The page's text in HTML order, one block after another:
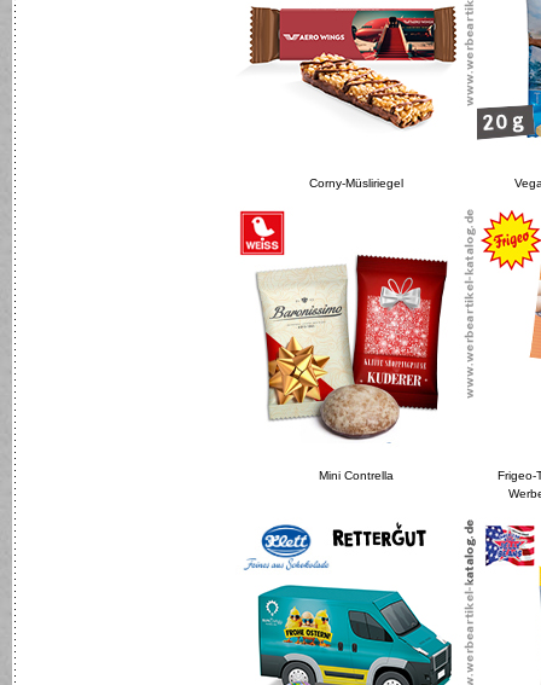
Corny-Müsliriegel
Mini Contrella
Frigeo-